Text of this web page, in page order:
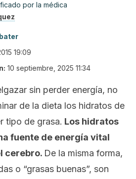
por la médica
19:09
10 septiembre, 2025 11:34
sin perder energía, no
de la dieta los hidratos de
tipo de grasa. Los hidratos
fuente de energía vital
cerebro. De la misma forma,
o “grasas buenas”, son